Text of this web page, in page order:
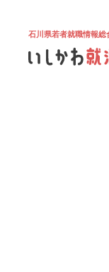
石川県若者就職情報総